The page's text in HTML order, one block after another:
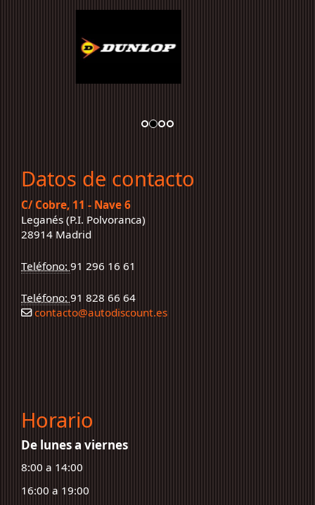
Datos de contacto
C/ Cobre, 11 - Nave 6
Leganés (P.I. Polvoranca)
28914 Madrid
Teléfono: 91 296 16 61
Teléfono: 91 828 66 64
contacto
autodiscount.es
Horario
De lunes a viernes
8:00 a 14:00
16:00 a 19:00